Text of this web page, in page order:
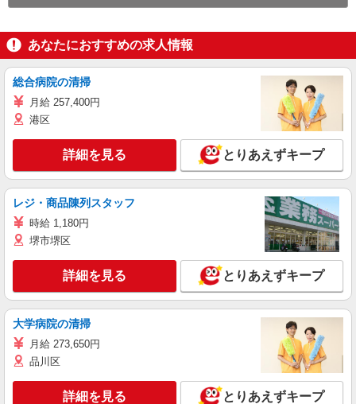
あなたにおすすめの求人情報
総合病院の清掃
月給 257,400円
港区
詳細を見る とりあえずキープ
レジ・商品陳列スタッフ
時給 1,180円
堺市堺区
詳細を見る とりあえずキープ
大学病院の清掃
月給 273,650円
品川区
詳細を見る とりあえずキープ